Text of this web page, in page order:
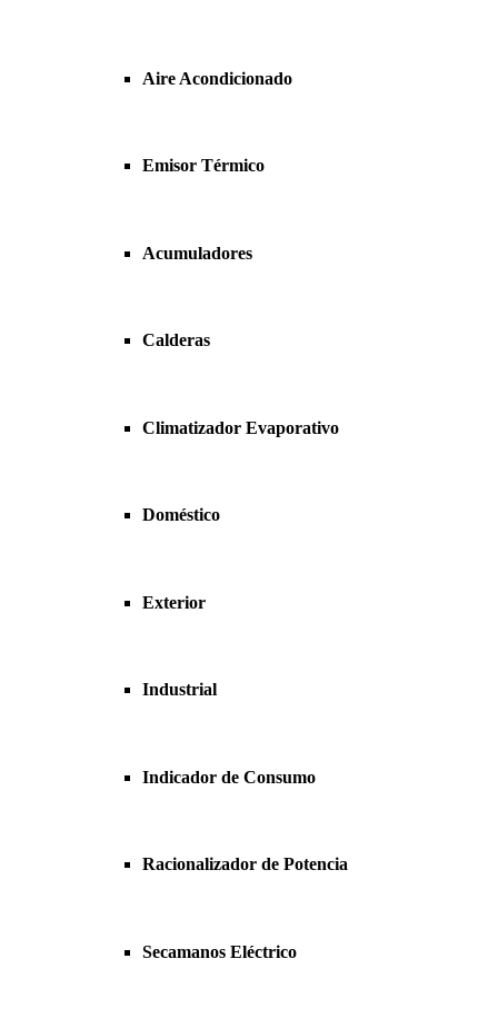
Aire Acondicionado
Emisor Térmico
Acumuladores
Calderas
Climatizador Evaporativo
Doméstico
Exterior
Industrial
Indicador de Consumo
Racionalizador de Potencia
Secamanos Eléctrico